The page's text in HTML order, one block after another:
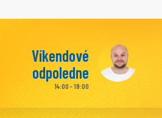
Víkendové
odpoledne
14:00 - 19:00